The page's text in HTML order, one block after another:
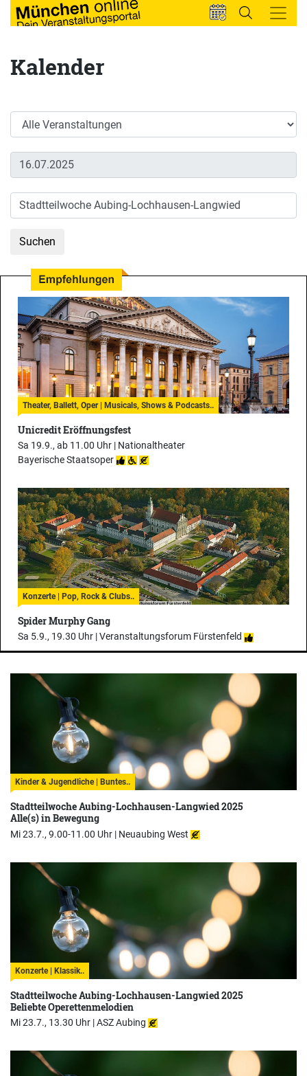
Kalender
Theater, Ballett, Oper | Musicals, Shows & Podcasts..
Unicredit Eröffnungsfest
Sa 19.9., ab 11.00 Uhr | Nationaltheater
Bayerische Staatsoper
Konzerte | Pop, Rock & Clubs..
Spider Murphy Gang
Sa 5.9., 19.30 Uhr |Veranstaltungsforum Fürstenfeld
Kinder & Jugendliche | Buntes..
Stadtteilwoche Aubing-Lochhausen-Langwied 2025
Alle(s) in Bewegung
Mi 23.7., 9.00-11.00 Uhr | Neuaubing West
Konzerte | Klassik..
Stadtteilwoche Aubing-Lochhausen-Langwied 2025
Beliebte Operettenmelodien
Mi 23.7., 13.30 Uhr |ASZ Aubing